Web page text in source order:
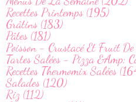
Recettes Printemps (195)
Grâtins (183)
Pâtes (181)
Poisson - Crustacé Et Fruit
Tartes Salées - Pizza &Amp;
Recettes Thermomix Salées
Salades (120)
Riz (112)